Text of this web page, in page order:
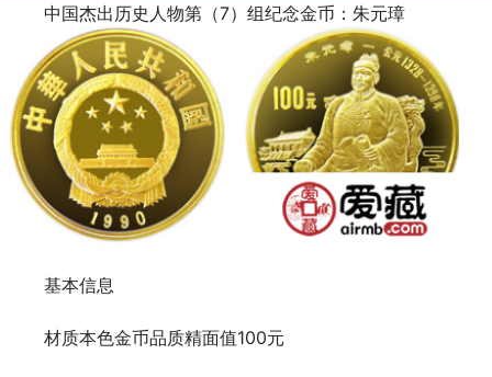
中国杰出历史人物第（7）组纪念金币：朱元璋
基本信息
材质本色金币品质精面值100元